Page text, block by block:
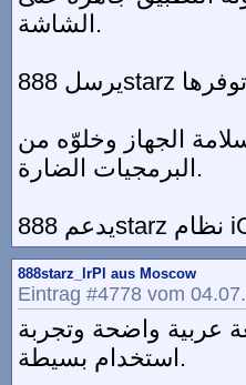
الشاشة.
الجهاز وخلوّه من
البرمجيات الضارة.
888starz_lrPl aus Moscow
Eintrag #4778 vom
عربية واضحة وتجربة
استخدام بسيطة.